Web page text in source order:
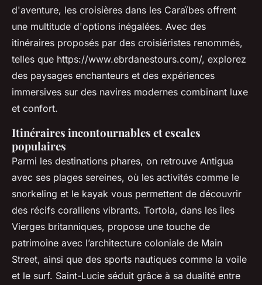
d'aventure, les croisières dans les Caraïbes offrent
une multitude d'options inégalées. Avec des
itinéraires proposés par des croisiéristes renommés,
telles que https://www.ebrdanestours.com/, explorez
des paysages enchanteurs et des expériences
immersives sur des navires modernes combinant luxe
et confort.
Itinéraires incontournables et escales
populaires
Parmi les destinations phares, on retrouve Antigua
avec ses plages sereines, où les activités comme le
snorkeling et le kayak vous permettent de découvrir
des récifs coralliens vibrants. Tortola, dans les îles
Vierges britanniques, propose une touche de
patrimoine avec l’architecture coloniale de Main
Street, ainsi que des sports nautiques comme la voile
et le surf. Saint-Lucie séduit grâce à sa dualité entre